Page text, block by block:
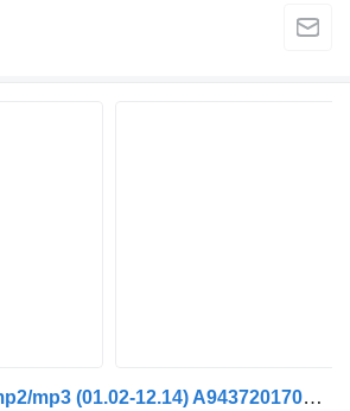
Porte MB Actros mp2/mp3 (01.02-12.14) A9437201705 pour camion Mercedes-Benz Actros, Axor MP1, MP2, MP3 (1996-2014)